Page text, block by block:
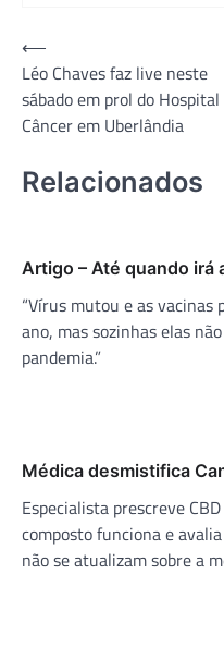
Navegação
de
Post
⟵
Léo Chaves faz live neste
sábado em prol do Hospital
Câncer em Uberlândia
Relacionados
Artigo – Até quando irá
“Vírus mutou e as vacinas
ano, mas sozinhas elas
pandemia.”
Médica desmistifica
Especialista prescreve
composto funciona e
não se atualizam sobre a